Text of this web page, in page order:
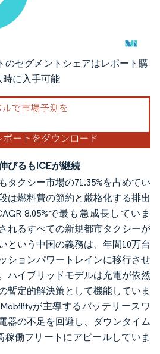
利用にはCC BY 4.0の表示が必要です。
のセグメントシェアはレポート購
時に入手可能
びるもICEが継続
タクシー市場の71.35%を占めてい
は燃料費の節約と厳格化する排出
8.05%で最も急成長していま
れるすべての新規都市タクシーが
という中国の義務は、年間10万台
ションパワートレインに移行させ
ハイブリッドモデルは充電が依然
暫定的解決策として機能していま
が主導するバッテリースワ
器の不足を回避し、ダウンタイム
稼働フリートにアピールしていま